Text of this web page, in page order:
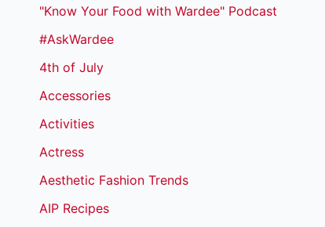
"Know Your Food with Wardee" Podcast
#AskWardee
4th of July
Accessories
Activities
Actress
Aesthetic Fashion Trends
AIP Recipes